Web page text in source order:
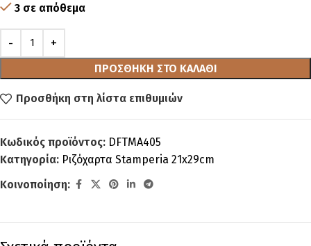
3 σε απόθεμα
ΠΡΟΣΘΉΚΗ ΣΤΟ ΚΑΛΆΘΙ
Προσθήκη στη λίστα επιθυμιών
Κωδικός προϊόντος: DFTMA405
Κατηγορία: Ριζόχαρτα Stamperia 21x29cm
Κοινοποίηση: